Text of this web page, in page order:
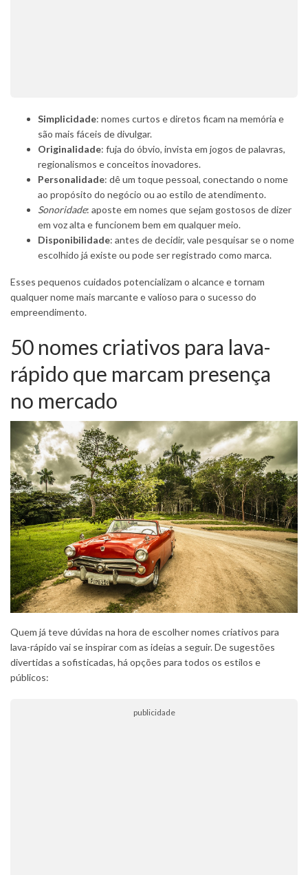
Simplicidade: nomes curtos e diretos ficam na memória e
são mais fáceis de divulgar.
Originalidade: fuja do óbvio, invista em jogos de palavras,
regionalismos e conceitos inovadores.
Personalidade: dê um toque pessoal, conectando o nome
ao propósito do negócio ou ao estilo de atendimento.
Sonoridade: aposte em nomes que sejam gostosos de dizer
em voz alta e funcionem bem em qualquer meio.
Disponibilidade: antes de decidir, vale pesquisar se o nome
escolhido já existe ou pode ser registrado como marca.
Esses pequenos cuidados potencializam o alcance e tornam
qualquer nome mais marcante e valioso para o sucesso do
empreendimento.
50 nomes criativos para lava-
rápido que marcam presença
no mercado
Quem já teve dúvidas na hora de escolher nomes criativos para
lava-rápido vai se inspirar com as ideias a seguir. De sugestões
divertidas a sofisticadas, há opções para todos os estilos e
públicos:
publicidade